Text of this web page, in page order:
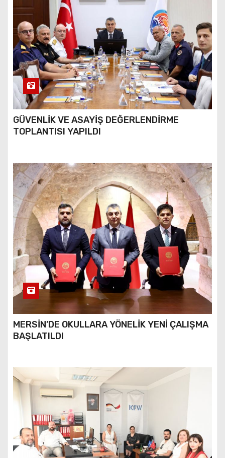
GÜVENLİK VE ASAYİŞ DEĞERLENDİRME
TOPLANTISI YAPILDI
MERSİN’DE OKULLARA YÖNELİK YENİ ÇALIŞMA
BAŞLATILDI